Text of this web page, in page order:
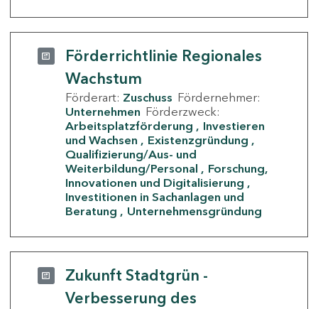
Förderrichtlinie Regionales
Wachstum
Förderart: Zuschuss Fördernehmer:
Unternehmen Förderzweck:
Arbeitsplatzförderung
Investieren
und Wachsen
Existenzgründung
Qualifizierung/Aus- und
Weiterbildung/Personal
Forschung,
Innovationen und Digitalisierung
Investitionen in Sachanlagen und
Beratung
Unternehmensgründung
Zukunft Stadtgrün -
Verbesserung des